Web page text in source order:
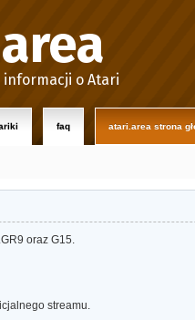
informacji o Atari
faq atari.area strona
oraz G15.
streamu.